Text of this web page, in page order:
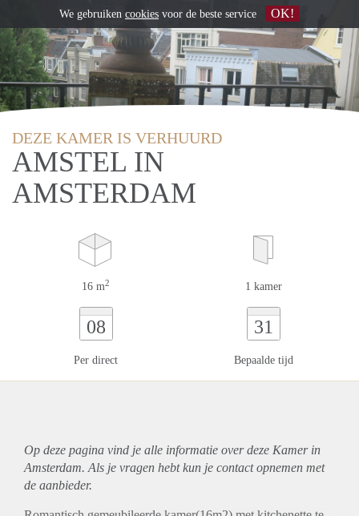
DEZE KAMER IS VERHUURD
AMSTEL IN
AMSTERDAM
16 m2 1 kamer
08
Per direct
31
Bepaalde tijd
Op deze pagina vind je alle informatie over deze Kamer in
Amsterdam. Als je vragen hebt kun je contact opnemen met
de aanbieder.
We gebruiken cookies voor de beste service OK!